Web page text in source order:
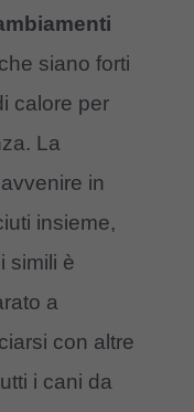
siano forti
calore per
La
in
insieme,
simili è
a
con altre
i cani da